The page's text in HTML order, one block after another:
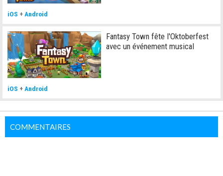
iOS + Android
Fantasy Town fête l'Oktoberfest
avec un événement musical
iOS + Android
COMMENTAIRES